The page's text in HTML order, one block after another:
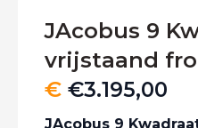
JAcobus 9
vrijstaand
€ €3.195,00
JAcobus 9